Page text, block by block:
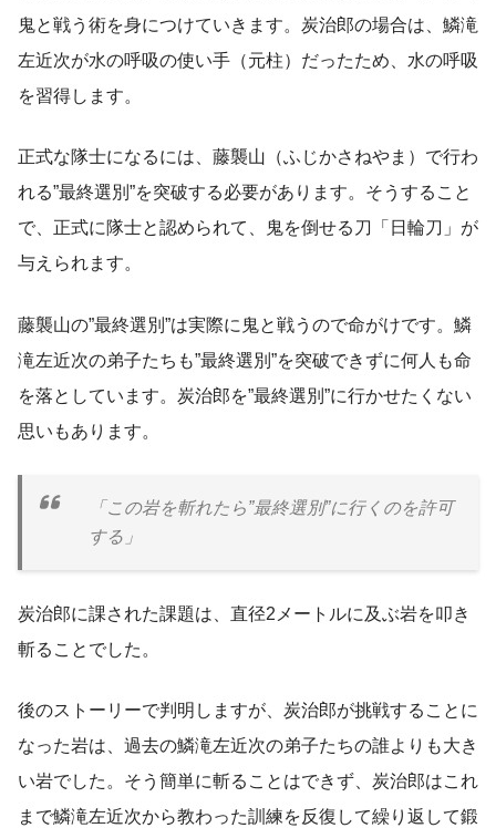
鬼と戦う術を身につけていきます。炭治郎の場合は、鱗滝
左近次が水の呼吸の使い手（元柱）だったため、水の呼吸
を習得します。
正式な隊士になるには、藤襲山（ふじかさねやま）で行わ
れる”最終選別”を突破する必要があります。そうすること
で、正式に隊士と認められて、鬼を倒せる刀「日輪刀」が
与えられます。
藤襲山の”最終選別”は実際に鬼と戦うので命がけです。鱗
滝左近次の弟子たちも”最終選別”を突破できずに何人も命
を落としています。炭治郎を”最終選別”に行かせたくない
思いもあります。
「この岩を斬れたら”最終選別”に行くのを許可
する」
炭治郎に課された課題は、直径2メートルに及ぶ岩を叩き
斬ることでした。
後のストーリーで判明しますが、炭治郎が挑戦することに
なった岩は、過去の鱗滝左近次の弟子たちの誰よりも大き
い岩でした。そう簡単に斬ることはできず、炭治郎はこれ
まで鱗滝左近次から教わった訓練を反復して繰り返して鍛